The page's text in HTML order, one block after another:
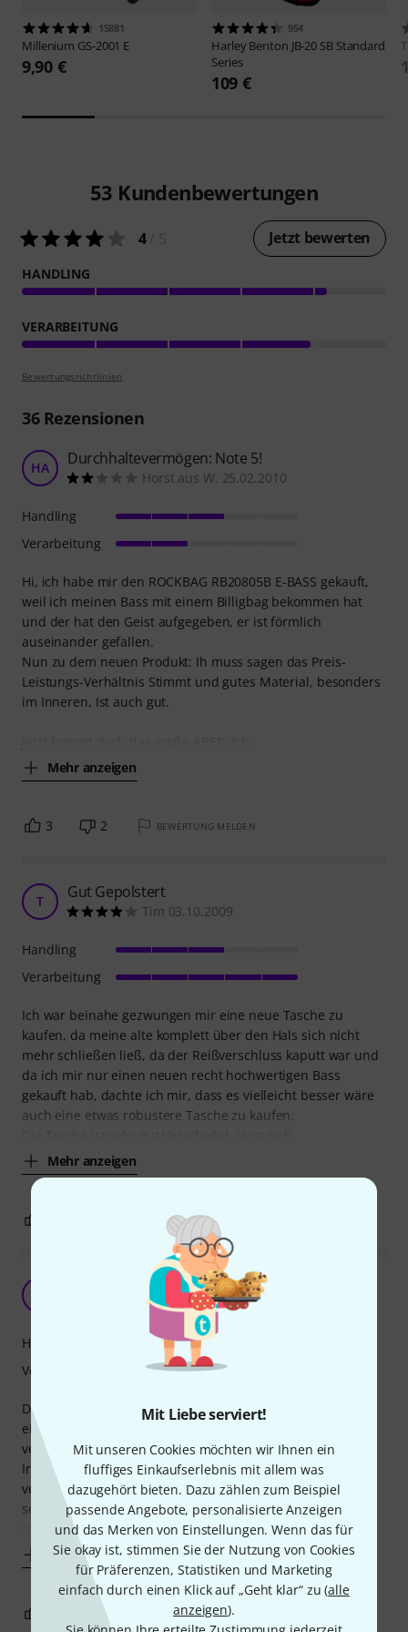
Mit Liebe serviert!
Mit unseren Cookies möchten wir Ihnen ein
fluffiges Einkaufserlebnis mit allem was
dazugehört bieten. Dazu zählen zum Beispiel
passende Angebote, personalisierte Anzeigen
und das Merken von Einstellungen. Wenn das für
Sie okay ist, stimmen Sie der Nutzung von Cookies
für Präferenzen, Statistiken und Marketing
einfach durch einen Klick auf „Geht klar“ zu (alle
anzeigen).
15881
Millenium GS-2001 E
9,90 €
954
Harley Benton JB-20 SB Standard
Series
109 €
53 Kundenbewertungen
4/ 5 Jetzt bewerten
HANDLING
VERARBEITUNG
Bewertungsrichtlinien
36Rezensionen
HA Durchhaltevermögen: Note 5!
Horst aus W. 25.02.2010
Hi, ich habe mir den ROCKBAG RB20805B E-BASS gekauft,
weil ich meinen Bass mit einem Billigbag bekommen hat
und der hat den Geist aufgegeben, er ist förmlich
auseinander gefallen.
Nun zu dem neuen Produkt: Ih muss sagen das Preis-
Leistungs-Verhältnis Stimmt und gutes Material, besonders
im Inneren, Ist auch gut.
Mehr anzeigen
Handling
Verarbeitung
3 2 BEWERTUNG MELDEN
T Gut Gepolstert
Tim 03.10.2009
Ich war beinahe gezwungen mir eine neue Tasche zu
kaufen, da meine alte komplett über den Hals sich nicht
mehr schließen ließ, da der Reißverschluss kaputt war und
da ich mir nur einen neuen recht hochwertigen Bass
gekauft hab, dachte ich mir, dass es vielleicht besser wäre
auch eine etwas robustere Tasche zu kaufen.
Mehr anzeigen
Handling
Verarbeitung
BEWERTUNG MELDEN
Unglaublich gutes Case.
Anja Susanna 09.11.2009
Die Rockbag RB20805B E-BASS ist die beste Tasche für
einen E-Bass. Sie ist von allen Taschen von RB am besten
verarbeitet und bietet durch das unglaublich dicke
Innenfutter optimalen Schutz. Perfekt sind auch die
verstaubaren Tragegurte auf der Rückseite, falls man
seinen Bass einfach so tragen möchte, damit sie nicht
runterhängen. Der Stauraum für Noten (gerne auch
Mehr anzeigen
Handling
Verarbeitung
0 BEWERTUNG MELDEN